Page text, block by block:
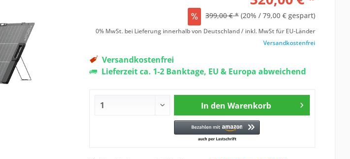
399,00 € * (20% / 79,00 € gespart)
0% MwSt. bei Lieferung innerhalb von Deutschland / inkl. MwSt für EU-Länder
Versandkostenfrei
Versandkostenfrei
Lieferzeit ca. 1-2 Banktage, EU & Europa abweichend
In den Warenkorb